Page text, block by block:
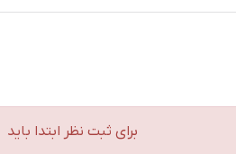
برای ثبت نظر ابتدا باید